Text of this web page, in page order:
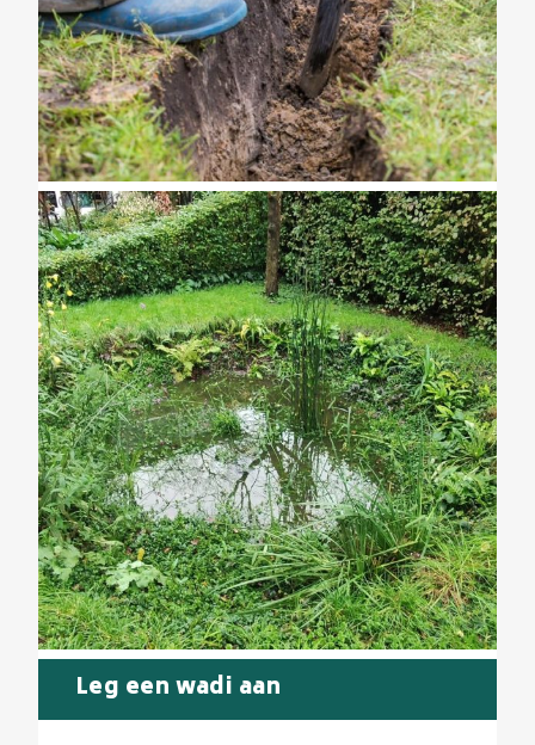
Leg een wadi aan